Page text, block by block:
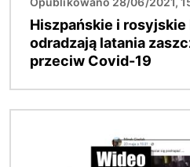
Hiszpańskie i
odradzają latania
przeciw Covid-19